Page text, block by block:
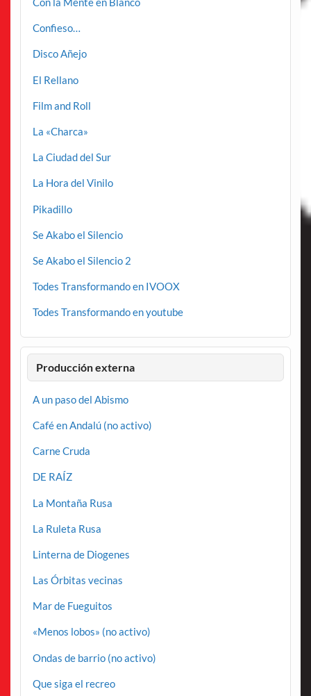
Confieso…
Disco Añejo
El Rellano
Film and Roll
La «Charca»
La Ciudad del Sur
La Hora del Vinilo
Pikadillo
Se Akabo el Silencio
Se Akabo el Silencio 2
Todes Transformando en IVOOX
Todes Transformando en youtube
Producción externa
A un paso del Abismo
Café en Andalú (no activo)
Carne Cruda
DE RAÍZ
La Montaña Rusa
La Ruleta Rusa
Linterna de Diogenes
Las Órbitas vecinas
Mar de Fueguitos
«Menos lobos» (no activo)
Ondas de barrio (no activo)
Que siga el recreo